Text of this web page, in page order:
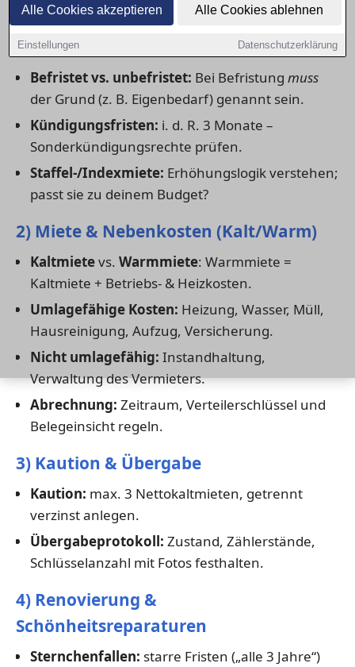
Alle Cookies akzeptieren Alle Cookies ablehnen
Einstellungen Datenschutzerklärung
sicher.
1) Mietdauer & Vertragsart
Befristet vs. unbefristet: Bei Befristung muss
der Grund (z. B. Eigenbedarf) genannt sein.
Kündigungsfristen: i. d. R. 3 Monate –
Sonderkündigungsrechte prüfen.
Staffel-/Indexmiete: Erhöhungslogik verstehen;
passt sie zu deinem Budget?
2) Miete & Nebenkosten (Kalt/Warm)
Kaltmietevs. Warmmiete: Warmmiete =
Kaltmiete + Betriebs- & Heizkosten.
Umlagefähige Kosten: Heizung, Wasser, Müll,
Hausreinigung, Aufzug, Versicherung.
Nicht umlagefähig: Instandhaltung,
Verwaltung des Vermieters.
Abrechnung: Zeitraum, Verteilerschlüssel und
Belegeinsicht regeln.
3) Kaution & Übergabe
Kaution: max. 3 Nettokaltmieten, getrennt
verzinst anlegen.
Übergabeprotokoll: Zustand, Zählerstände,
Schlüsselanzahl mit Fotos festhalten.
4) Renovierung &
Schönheitsreparaturen
Sternchenfallen: starre Fristen („alle 3 Jahre“)